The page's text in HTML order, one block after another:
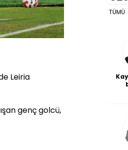
Leiria
genç golcü,
TÜMÜ